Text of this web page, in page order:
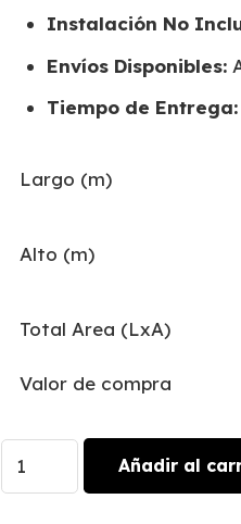
Instalación No
Envíos Disponibles:
Tiempo de Entrega:
Largo (m)
Alto (m)
Total Area (LxA)
Valor de compra
Nebulosa
Añadir al